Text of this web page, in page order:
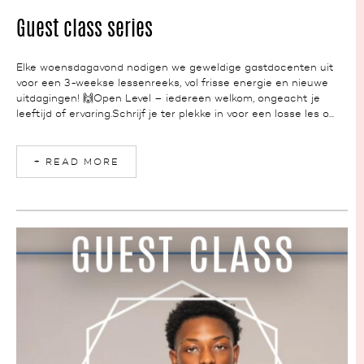
NEWS
Guest class series
Elke woensdagavond nodigen we geweldige gastdocenten uit
voor een 3-weekse lessenreeks, vol frisse energie en nieuwe
uitdagingen! 🙌Open Level – iedereen welkom, ongeacht je
leeftijd of ervaring.Schrijf je ter plekke in voor een losse les o...
+ READ MORE